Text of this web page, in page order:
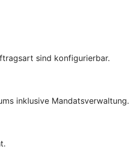
sind konfigurierbar.
inklusive Mandatsverwaltung.